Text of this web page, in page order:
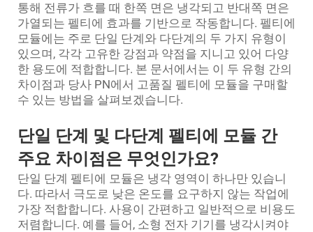
통해 전류가 흐를 때 한쪽 면은 냉각되고 반대쪽 면은
가열되는 펠티에 효과를 기반으로 작동합니다. 펠티에
모듈에는 주로 단일 단계와 다단계의 두 가지 유형이
있으며, 각각 고유한 강점과 약점을 지니고 있어 다양
한 용도에 적합합니다. 본 문서에서는 이 두 유형 간의
차이점과 당사 PN에서 고품질 펠티에 모듈을 구매할
수 있는 방법을 살펴보겠습니다.
단일 단계 및 다단계 펠티에 모듈 간
주요 차이점은 무엇인가요?
단일 단계 펠티에 모듈은 냉각 영역이 하나만 있습니
다. 따라서 극도로 낮은 온도를 요구하지 않는 작업에
가장 적합합니다. 사용이 간편하고 일반적으로 비용도
저렴합니다. 예를 들어, 소형 전자 기기를 냉각시켜야